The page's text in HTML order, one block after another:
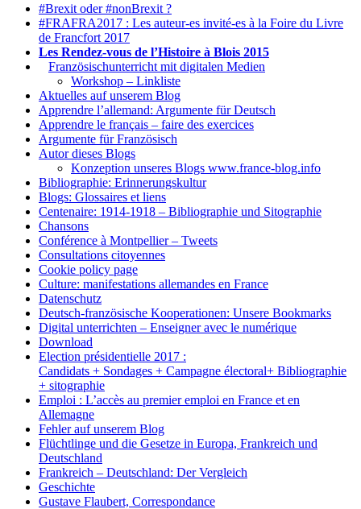
#Brexit oder #nonBrexit ?
#FRAFRA2017 : Les auteur-es invité-es à la Foire du Livre
de Francfort 2017
Les Rendez-vous de l’Histoire à Blois 2015
Französischunterricht mit digitalen Medien
Workshop – Linkliste
Aktuelles auf unserem Blog
Apprendre l’allemand: Argumente für Deutsch
Apprendre le français – faire des exercices
Argumente für Französisch
Autor dieses Blogs
Konzeption unseres Blogs www.france-blog.info
Bibliographie: Erinnerungskultur
Blogs: Glossaires et liens
Centenaire: 1914-1918 – Bibliographie und Sitographie
Chansons
Conférence à Montpellier – Tweets
Consultations citoyennes
Cookie policy page
Culture: manifestations allemandes en France
Datenschutz
Deutsch-französische Kooperationen: Unsere Bookmarks
Digital unterrichten – Enseigner avec le numérique
Download
Election présidentielle 2017 :
Candidats + Sondages + Campagne électoral+ Bibliographie
+ sitographie
Emploi : L’accès au premier emploi en France et en
Allemagne
Fehler auf unserem Blog
Flüchtlinge und die Gesetze in Europa, Frankreich und
Deutschland
Frankreich – Deutschland: Der Vergleich
Geschichte
Gustave Flaubert, Correspondance